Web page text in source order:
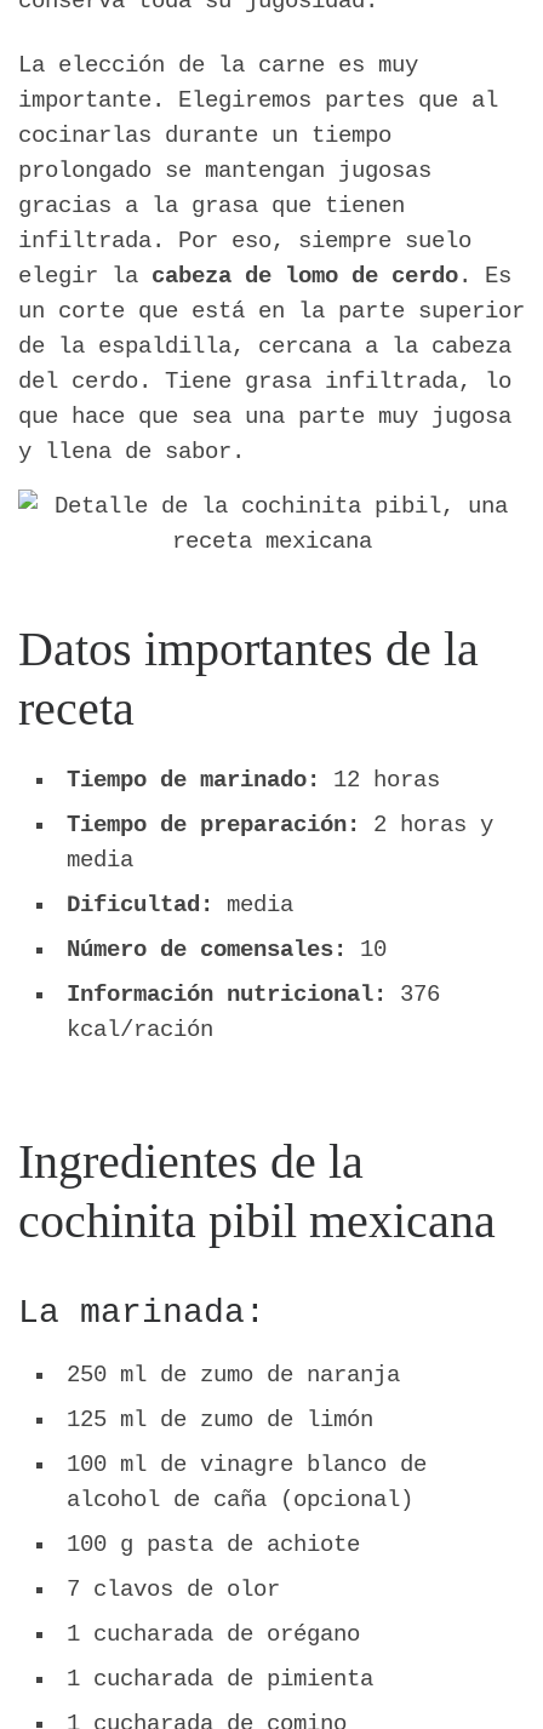
La elección de la carne es muy
importante. Elegiremos partes que al
cocinarlas durante un tiempo
prolongado se mantengan jugosas
gracias a la grasa que tienen
infiltrada. Por eso, siempre suelo
elegir la cabeza de lomo de cerdo. Es
un corte que está en la parte superior
de la espaldilla, cercana a la cabeza
del cerdo. Tiene grasa infiltrada, lo
que hace que sea una parte muy jugosa
y llena de sabor.
Datos importantes de la
receta
Tiempo de marinado: 12 horas
Tiempo de preparación:
2 horas y
media
Dificultad:
media
Número de comensales:
10
Información nutricional:
376
kcal/ración
Ingredientes de la
cochinita pibil mexicana
La marinada:
250 ml de zumo de naranja
125 ml de zumo de limón
100 ml de vinagre blanco de
alcohol de caña (opcional)
100 g pasta de achiote
7 clavos de olor
1 cucharada de orégano
1 cucharada de pimienta